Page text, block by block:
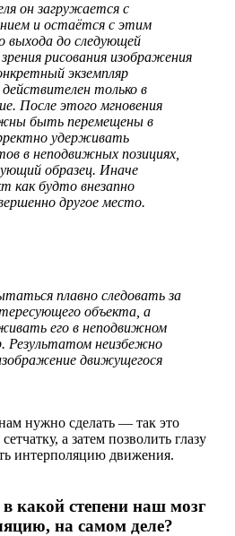
он загружается с
и остаётся с этим
выхода до следующей
рисования изображения
экземпляр
только в
После этого мгновения
быть перемещены в
удерживать
в неподвижных позициях,
образец. Иначе
как будто внезапно
другое место.
плавно следовать за
объекта, а
его в неподвижном
Результатом неизбежно
движущегося
нужно сделать — так это
а затем позволить глазу
интерполяцию движения.
какой степени наш мозг
на самом деле?